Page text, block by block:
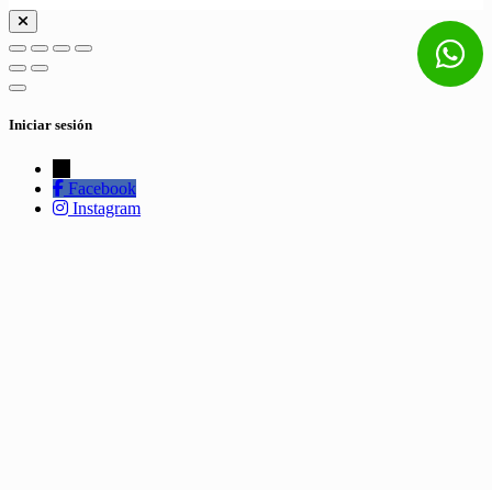
Iniciar sesión
Facebook
Instagram